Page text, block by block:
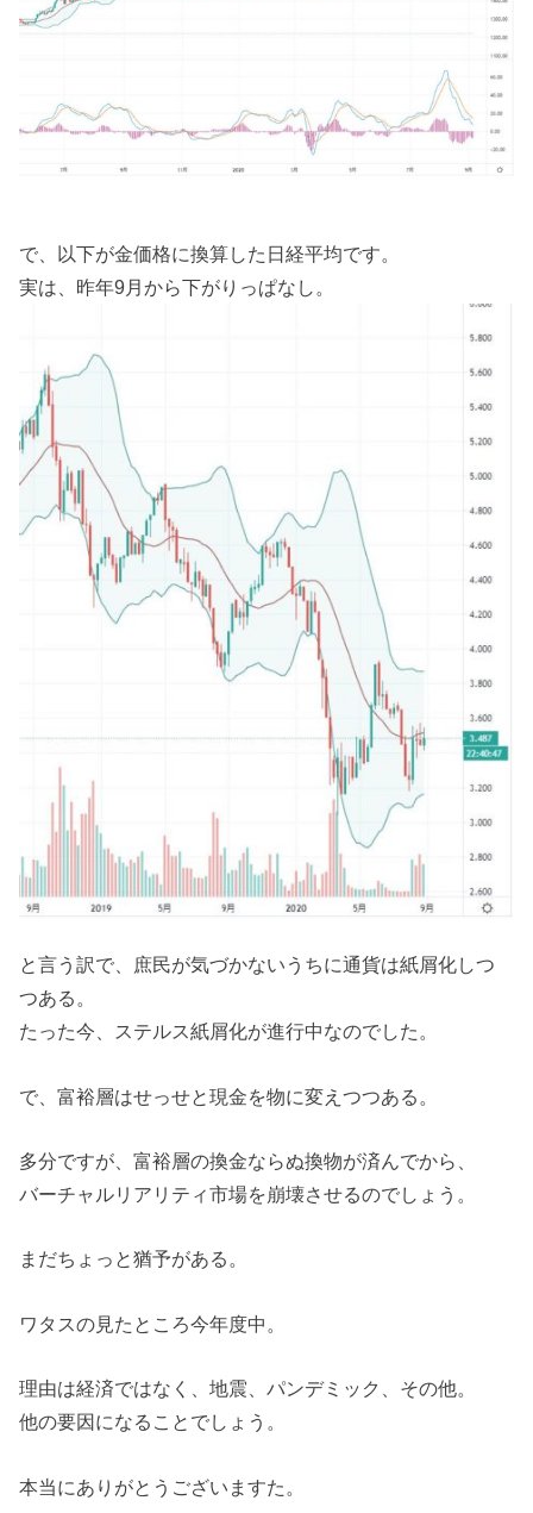
で、以下が金価格に換算した日経平均です。
実は、昨年9月から下がりっぱなし。
と言う訳で、庶民が気づかないうちに通貨は紙屑化しつ
つある。
たった今、ステルス紙屑化が進行中なのでした。
で、富裕層はせっせと現金を物に変えつつある。
多分ですが、富裕層の換金ならぬ換物が済んでから、
バーチャルリアリティ市場を崩壊させるのでしょう。
まだちょっと猶予がある。
ワタスの見たところ今年度中。
理由は経済ではなく、地震、パンデミック、その他。
他の要因になることでしょう。
本当にありがとうございますた。